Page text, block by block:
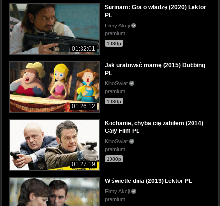
01:32:01
Surinam: Gra o władzę (2020) Lektor
PL
Filmy Akcji
premium
1080p
01:26:12
Jak uratować mamę (2015) Dubbing
PL
KinoSwiat
premium
1080p
01:27:19
Kochanie, chyba cię zabiłem (2014)
Cały Film PL
KinoSwiat
premium
1080p
W świetle dnia (2013) Lektor PL
Filmy Akcji
premium